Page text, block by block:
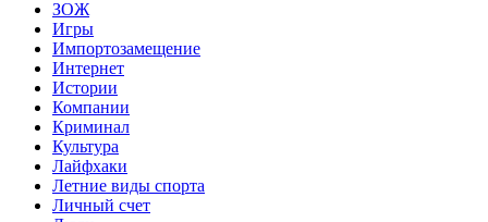
ЗОЖ
Игры
Импортозамещение
Интернет
Истории
Компании
Криминал
Культура
Лайфхаки
Летние виды спорта
Личный счет